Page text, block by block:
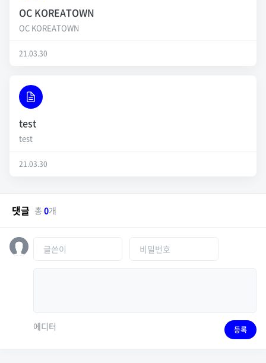
OC KOREATOWN
OC KOREATOWN
21.03.30
test
test
21.03.30
댓글 총 0개
에디터 등록